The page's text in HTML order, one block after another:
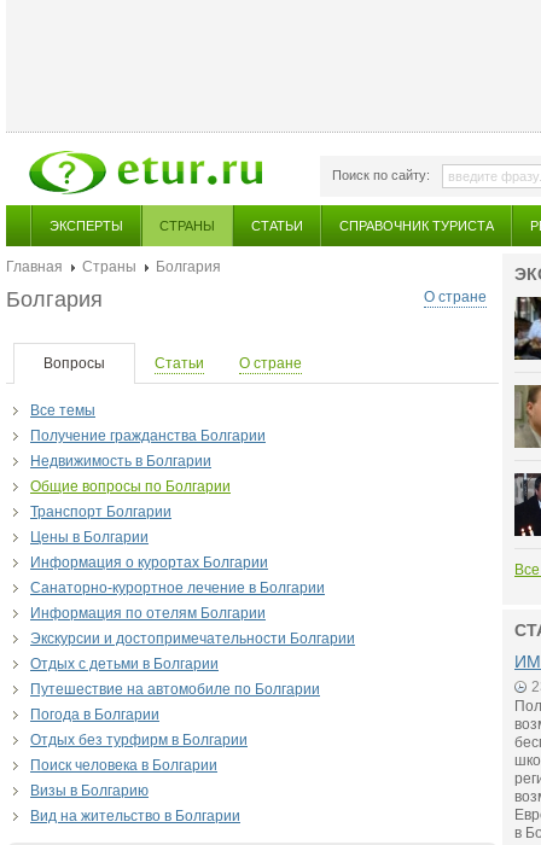
Поиск по сайту:
ЭКСПЕРТЫ СТРАНЫ СТАТЬИ СПРАВОЧНИК ТУРИСТА
Главная Страны
Болгария
О стране
Болгария
Вопросы Статьи О стране
Все темы
Получение гражданства Болгарии
Недвижимость в Болгарии
Общие вопросы по Болгарии
Транспорт Болгарии
Цены в Болгарии
Информация о курортах Болгарии
Санаторно-курортное лечение в Болгарии
Информация по отелям Болгарии
Экскурсии и достопримечательности Болгарии
Отдых с детьми в Болгарии
Путешествие на автомобиле по Болгарии
Погода в Болгарии
Отдых без турфирм в Болгарии
Поиск человека в Болгарии
Визы в Болгарию
Вид на жительство в Болгарии
в